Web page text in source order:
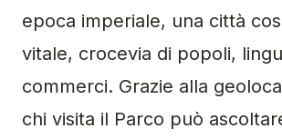
epoca imperiale, una città
vitale, crocevia di popoli,
commerci. Grazie alla
chi visita il Parco può